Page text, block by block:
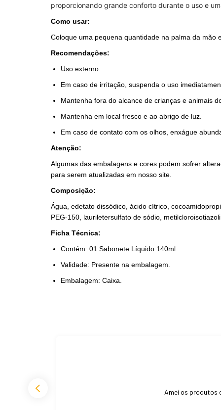
proporcionando grande conforto durante o uso e
Como usar:
Coloque uma pequena quantidade na palma da
Recomendações:
Uso externo.
Em caso de irritação, suspenda o uso
Mantenha fora do alcance de crianças e animais
Mantenha em local fresco e ao abrigo de luz.
Em caso de contato com os olhos, enxágue
Atenção:
Algumas das embalagens e cores podem sofrer
para serem atualizadas em nosso site.
Composição:
Água, edetato dissódico, ácido cítrico,
PEG-150, lauriletersulfato de sódio,
Ficha Técnica:
Contém: 01 Sabonete Líquido 140ml.
Validade: Presente na embalagem.
Embalagem: Caixa.
Amei os produtos